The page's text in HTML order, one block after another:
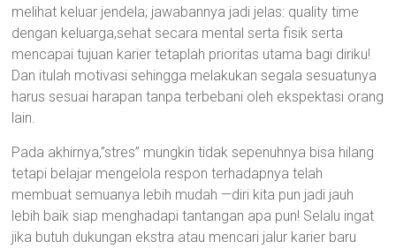
melihat keluar jendela; jawabannya jadi jelas: quality time
dengan keluarga,sehat secara mental serta fisik serta
mencapai tujuan karier tetaplah prioritas utama bagi diriku!
Dan itulah motivasi sehingga melakukan segala sesuatunya
harus sesuai harapan tanpa terbebani oleh ekspektasi orang
lain.
Pada akhirnya,”stres” mungkin tidak sepenuhnya bisa hilang
tetapi belajar mengelola respon terhadapnya telah
membuat semuanya lebih mudah —diri kita pun jadi jauh
lebih baik siap menghadapi tantangan apa pun! Selalu ingat
jika butuh dukungan ekstra atau mencari jalur karier baru